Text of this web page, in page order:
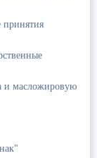
принятия
и масложировую